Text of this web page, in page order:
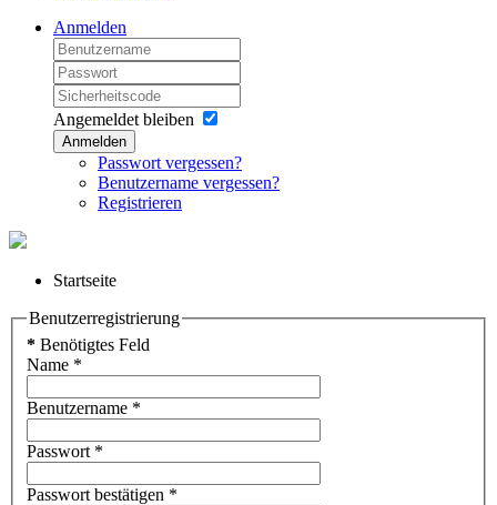
Anmelden
Angemeldet bleiben
Anmelden
Passwort vergessen?
Benutzername vergessen?
Registrieren
Startseite
Benutzerregistrierung
* Benötigtes Feld
Name *
Benutzername *
Passwort *
Passwort bestätigen *